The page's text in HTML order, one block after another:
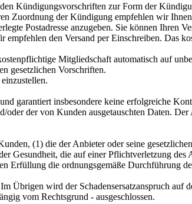
Kündigungsvorschriften zur Form der
Zuordnung der Kündigung empfehlen wir
Postadresse anzugeben. Sie können Ihren
den Versand per Einschreiben. Das
Mitgliedschaft automatisch auf
gesetzlichen Vorschriften.
garantiert insbesondere keine erfolgreiche
der von Kunden ausgetauschten Daten.
(1) die der Anbieter oder seine
Gesundheit, die auf einer Pflichtverletzung des
die ordnungsgemäße Durchführung
wird der Schadensersatzanspruch auf
vom Rechtsgrund - ausgeschlossen.